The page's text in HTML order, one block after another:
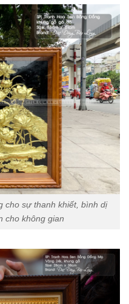
cho sự thanh khiết, bình dị
cho không gian